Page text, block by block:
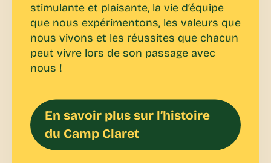
stimulante et plaisante, la vie d’équipe
que nous expérimentons, les valeurs que
nous vivons et les réussites que chacun
peut vivre lors de son passage avec
nous !
En savoir plus sur l’histoire
du Camp Claret